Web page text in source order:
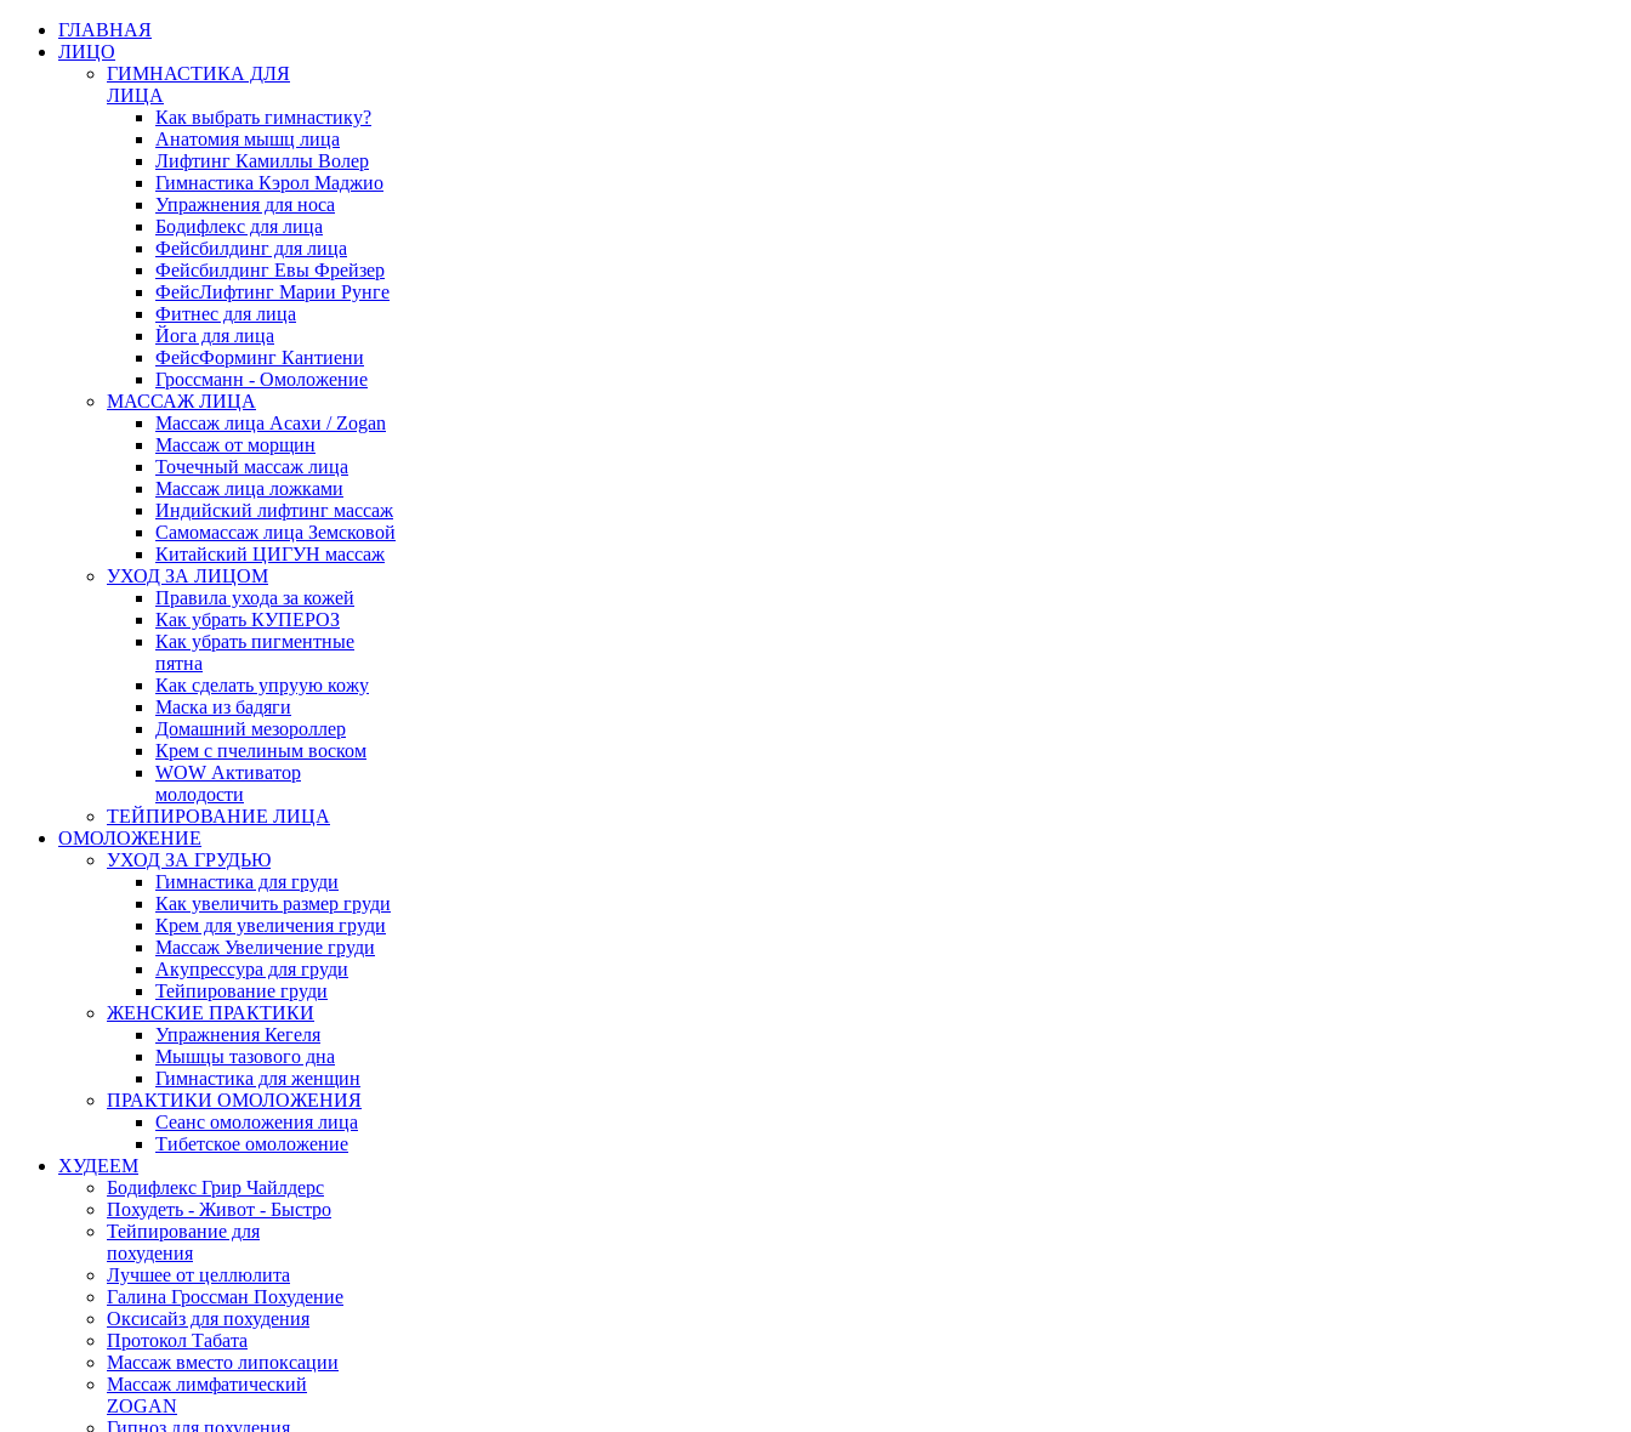
ГЛАВНАЯ
ЛИЦО
ГИМНАСТИКА ДЛЯ
ЛИЦА
Как выбрать гимнастику?
Анатомия мышц лица
Лифтинг Камиллы Волер
Гимнастика Кэрол Маджио
Упражнения для носа
Бодифлекс для лица
Фейсбилдинг для лица
Фейсбилдинг Евы Фрейзер
ФейсЛифтинг Марии Рунге
Фитнес для лица
Йога для лица
ФейсФорминг Кантиени
Гроссманн - Омоложение
МАССАЖ ЛИЦА
Массаж лица Асахи / Zogan
Массаж от морщин
Точечный массаж лица
Массаж лица ложками
Индийский лифтинг массаж
Самомассаж лица Земсковой
Китайский ЦИГУН массаж
УХОД ЗА ЛИЦОМ
Правила ухода за кожей
Как убрать КУПЕРОЗ
Как убрать пигментные
пятна
Как сделать упруую кожу
Маска из бадяги
Домашний мезороллер
Крем с пчелиным воском
WOW Активатор
молодости
ТЕЙПИРОВАНИЕ ЛИЦА
ОМОЛОЖЕНИЕ
УХОД ЗА ГРУДЬЮ
Гимнастика для груди
Как увеличить размер груди
Крем для увеличения груди
Массаж Увеличение груди
Акупрессура для груди
Тейпирование груди
ЖЕНСКИЕ ПРАКТИКИ
Упражнения Кегеля
Мышцы тазового дна
Гимнастика для женщин
ПРАКТИКИ ОМОЛОЖЕНИЯ
Сеанс омоложения лица
Тибетское омоложение
ХУДЕЕМ
Бодифлекс Грир Чайлдерс
Похудеть - Живот - Быстро
Тейпирование для
похудения
Лучшее от целлюлита
Галина Гроссман Похудение
Оксисайз для похудения
Протокол Табата
Массаж вместо липоксации
Массаж лимфатический
ZOGAN
Гипноз для похудения